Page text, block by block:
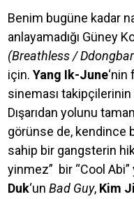
Benim bugüne kadar
anlayamadığı Güney
(Breathless /
için. Yang Ik-June‘nin
sineması takipçilerinin
Dışarıdan yolunu
görünse de, kendince
sahip bir gangsterin
yinmez” bir “Cool
Duk‘un Bad Guy, Kim